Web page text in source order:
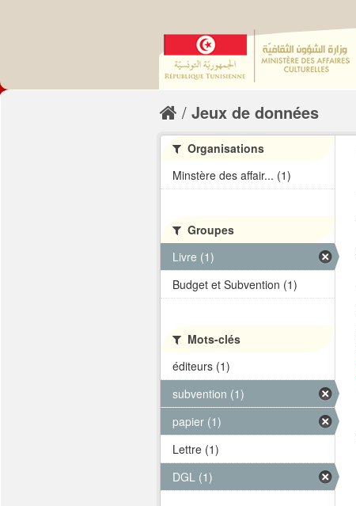
Jeux de données
Organisations
Minstère des affair... (1)
Groupes
Livre (1)
Budget et Subvention (1)
Mots-clés
éditeurs (1)
subvention (1)
papier (1)
Lettre (1)
DGL (1)